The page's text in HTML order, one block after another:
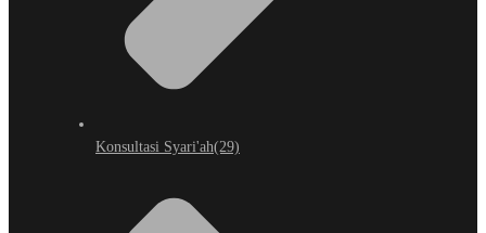
Konsultasi Syari'ah(29)